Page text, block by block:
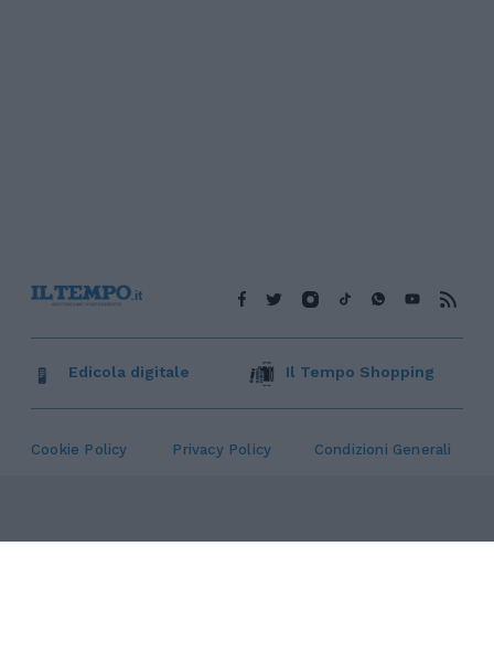
Cookie Policy Privacy Policy Condizioni Generali
Edicola digitale Il Tempo Shopping